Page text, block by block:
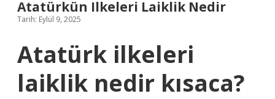
Atatürkün Ilkeleri Laiklik Nedir
Tarih: Eylül 9, 2025
Atatürk ilkeleri
laiklik nedir kısaca?